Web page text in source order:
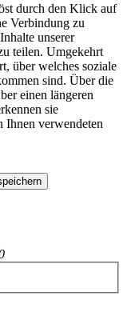
durch den Klick auf
Verbindung zu
unserer
teilen. Umgekehrt
über welches soziale
sind. Über die
einen längeren
sie
Ihnen verwendeten